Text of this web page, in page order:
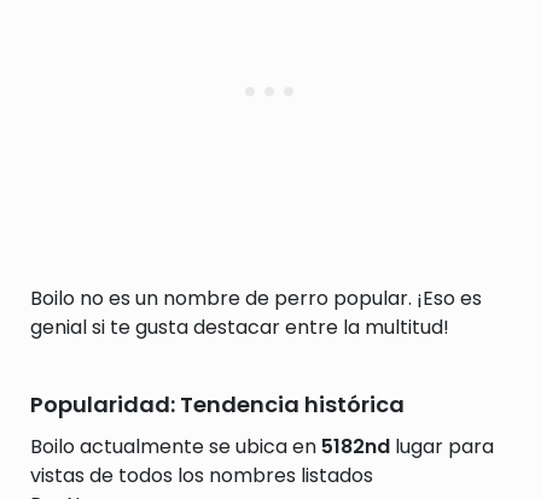
Boilo no es un nombre de perro popular. ¡Eso es
genial si te gusta destacar entre la multitud!
Popularidad: Tendencia histórica
Boilo actualmente se ubica en 5182nd lugar para
vistas de todos los nombres listados